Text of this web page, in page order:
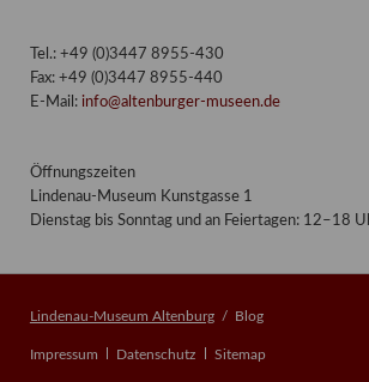
Tel.: +49 (0)3447 8955-430
Fax: +49 (0)3447 8955-440
E-Mail: info@altenburger-museen.de
Öffnungszeiten
Lindenau-Museum Kunstgasse 1
Dienstag bis Sonntag und an Feiertagen: 12–18
Lindenau-Museum Altenburg Blog
Navigation
Impressum Datenschutz Sitemap